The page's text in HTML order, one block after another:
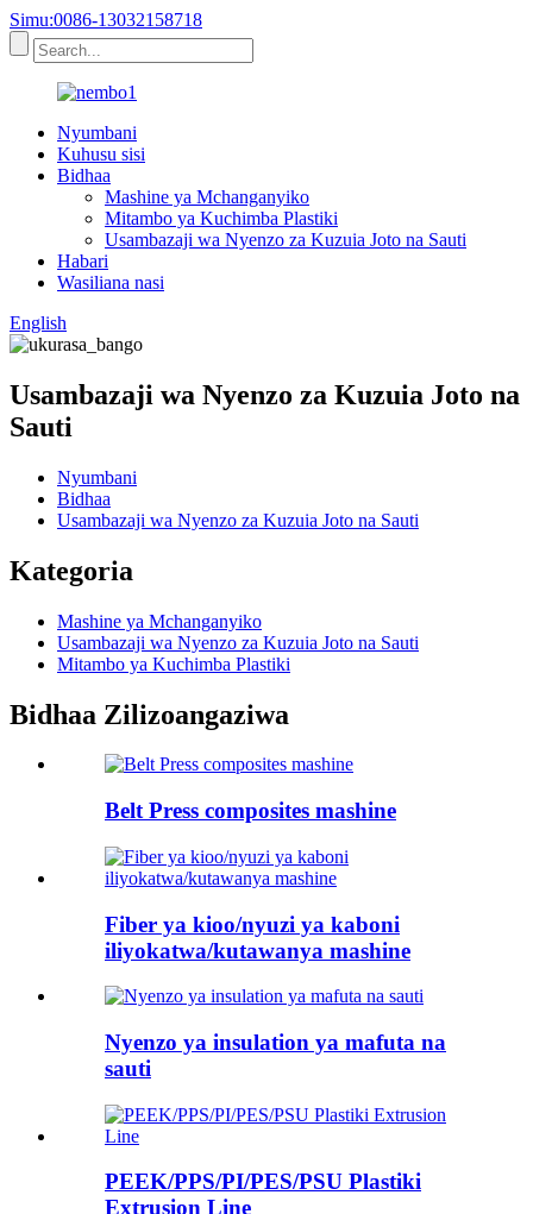
Simu:0086-13032158718
Nyumbani
Kuhusu sisi
Bidhaa
Mashine ya Mchanganyiko
Mitambo ya Kuchimba Plastiki
Usambazaji wa Nyenzo za Kuzuia Joto na Sauti
Habari
Wasiliana nasi
English
Usambazaji wa Nyenzo za Kuzuia Joto na
Sauti
Nyumbani
Bidhaa
Usambazaji wa Nyenzo za Kuzuia Joto na Sauti
Kategoria
Mashine ya Mchanganyiko
Usambazaji wa Nyenzo za Kuzuia Joto na Sauti
Mitambo ya Kuchimba Plastiki
Bidhaa Zilizoangaziwa
Belt Press composites mashine
Fiber ya kioo/nyuzi ya kaboni
iliyokatwa/kutawanya mashine
Nyenzo ya insulation ya mafuta na
sauti
PEEK/PPS/PI/PES/PSU Plastiki
Extrusion Line